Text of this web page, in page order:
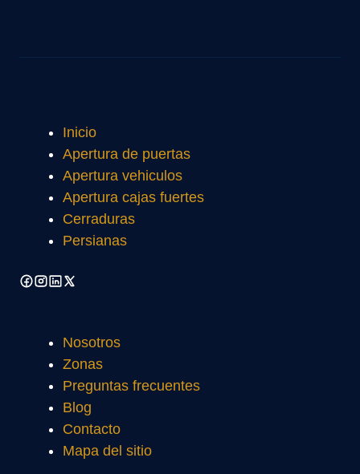
Inicio
Apertura de puertas
Apertura vehiculos
Apertura cajas fuertes
Cerraduras
Persianas
Nosotros
Zonas
Preguntas frecuentes
Blog
Contacto
Mapa del sitio